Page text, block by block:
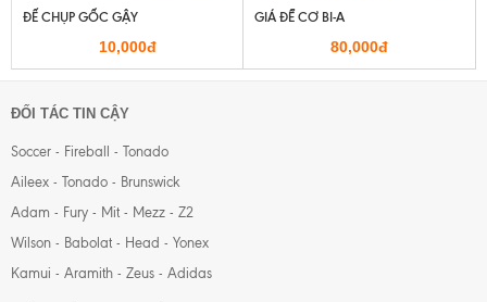
ĐẾ CHỤP GỐC GẬY
10,000đ
GIÁ ĐỂ CƠ BI-A
80,000đ
ĐỐI TÁC TIN CẬY
Soccer - Fireball - Tonado
Aileex - Tonado - Brunswick
Adam - Fury - Mit - Mezz - Z2
Wilson - Babolat - Head - Yonex
Kamui - Aramith - Zeus - Adidas